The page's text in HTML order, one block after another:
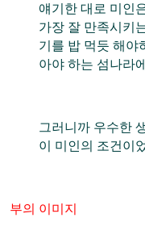
얘기한 대로 미인
가장 잘 만족시키
기를 밥 먹듯 해야
아야 하는 섬나라
그러니까 우수한
이 미인의 조건이
부의 이미지